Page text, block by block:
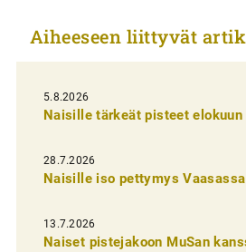
k
e
l
i
e
n
e
Aiheeseen liittyvät
5.8.2026
Naisille tärkeät pisteet
28.7.2026
Naisille iso pettymys Vaasassa
13.7.2026
Naiset pistejakoon MuSan